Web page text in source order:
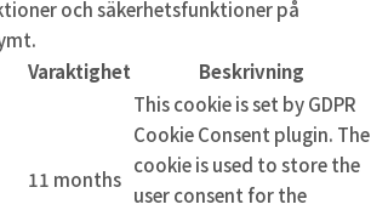
och säkerhetsfunktioner på
Varaktighet Beskrivning
11 months
This cookie is set by GDPR
Cookie Consent plugin. The
cookie is used to store the
user consent for the